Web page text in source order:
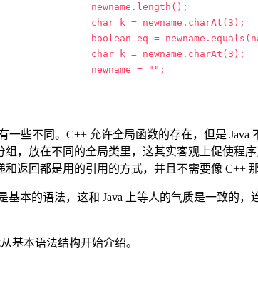
newname.length();
char k = newname.charAt(3);
boolean eq =
char k = newname.charAt(3);
newname = "";
一些不同。C++ 允许全局函数的存在，但是 Java
，放在不同的全局类里，这其实客观上促使程
返回都是用的引用的方式，并且不需要像 C++
基本的语法，这和 Java 上等人的气质是一致的
基本语法结构开始介绍。